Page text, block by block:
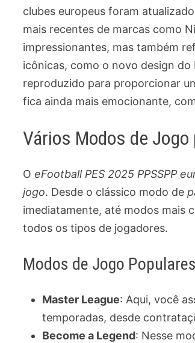
clubes europeus foram
mais recentes de marcas como
impressionantes, mas também
icônicas, como o novo design
reproduzido para proporcionar
fica ainda mais emocionante,
Vários Modos de Jogo
O eFootball PES 2025 PPSSPP
jogo. Desde o clássico modo de
imediatamente, até modos mais
todos os tipos de jogadores.
Modos de Jogo
Master League: Aqui, você
temporadas, desde
Become a Legend: Nesse